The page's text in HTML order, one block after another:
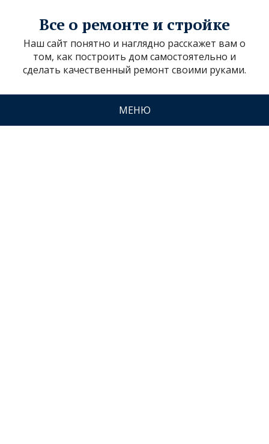
Все о ремонте и стройке
Наш сайт понятно и наглядно расскажет вам о
том, как построить дом самостоятельно и
сделать качественный ремонт своими руками.
МЕНЮ